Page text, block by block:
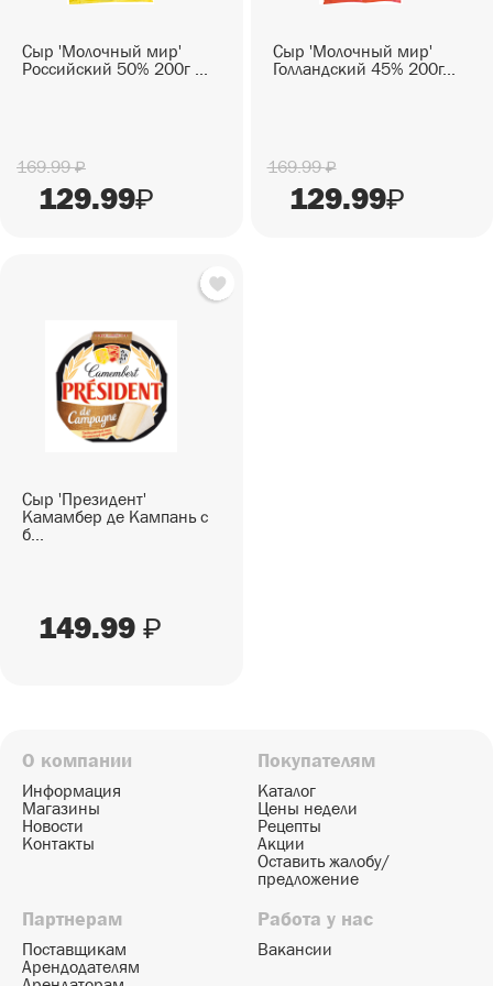
СЕЗОННЫЕ ТОВАРЫ
ПИКНИК
САД И ОГОРОД
Снеки
ГОТОВЫЕ БЛЮДА
Сыр 'Молочный мир'
Российский 50% 200г ...
169.99₽
129.99₽
Сыр 'Молочный мир'
Голландский 45% 200г...
169.99₽
129.99₽
Сыр 'Президент'
Камамбер де Кампань с
б...
149.99 ₽
О компании
Информация
Магазины
Новости
Контакты
Покупателям
Каталог
Цены недели
Рецепты
Акции
Оставить жалобу/
предложение
Партнерам
Поставщикам
Арендодателям
Работа у нас
Вакансии